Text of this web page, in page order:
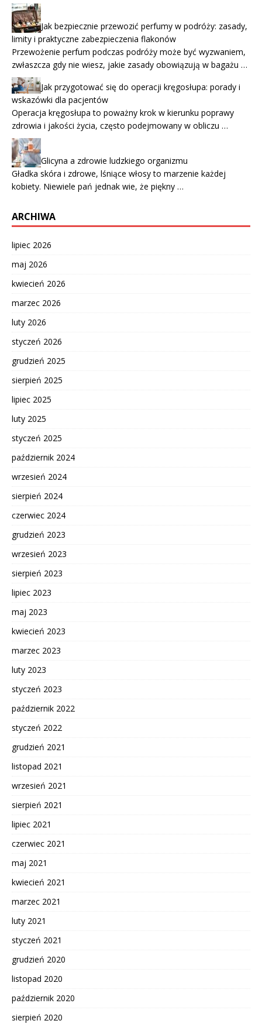
Jak bezpiecznie przewozić perfumy w podróży: zasady,
limity i praktyczne zabezpieczenia flakonów
Przewożenie perfum podczas podróży może być wyzwaniem,
zwłaszcza gdy nie wiesz, jakie zasady obowiązują w bagażu …
Jak przygotować się do operacji kręgosłupa: porady i
wskazówki dla pacjentów
Operacja kręgosłupa to poważny krok w kierunku poprawy
zdrowia i jakości życia, często podejmowany w obliczu …
Glicyna a zdrowie ludzkiego organizmu
Gładka skóra i zdrowe, lśniące włosy to marzenie każdej
kobiety. Niewiele pań jednak wie, że piękny …
ARCHIWA
lipiec 2026
maj 2026
kwiecień 2026
marzec 2026
luty 2026
styczeń 2026
grudzień 2025
sierpień 2025
lipiec 2025
luty 2025
styczeń 2025
październik 2024
wrzesień 2024
sierpień 2024
czerwiec 2024
grudzień 2023
wrzesień 2023
sierpień 2023
lipiec 2023
maj 2023
kwiecień 2023
marzec 2023
luty 2023
styczeń 2023
październik 2022
styczeń 2022
grudzień 2021
listopad 2021
wrzesień 2021
sierpień 2021
lipiec 2021
czerwiec 2021
maj 2021
kwiecień 2021
marzec 2021
luty 2021
styczeń 2021
grudzień 2020
listopad 2020
październik 2020
sierpień 2020